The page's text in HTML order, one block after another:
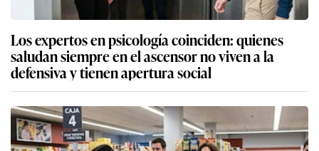
Los expertos en psicología coinciden: quienes
saludan siempre en el ascensor no viven a la
defensiva y tienen apertura social